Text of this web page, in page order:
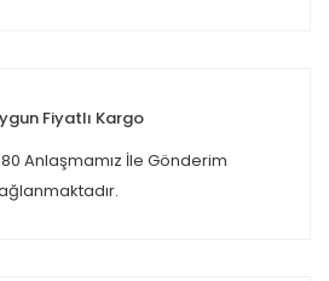
Fiyatlı Kargo
Anlaşmamız İle Gönderim